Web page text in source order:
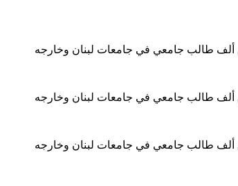
ألف طالب جامعي في جامعات لبنان وخارجه
ألف طالب جامعي في جامعات لبنان وخارجه
ألف طالب جامعي في جامعات لبنان وخارجه